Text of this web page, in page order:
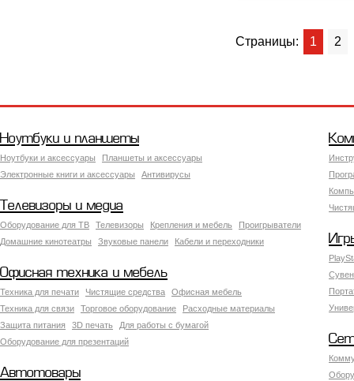
Страницы: 1 2
Ноутбуки и планшеты
Ноутбуки и аксессуары
Планшеты и аксессуары
Электронные книги и аксессуары
Антивирусы
Телевизоры и медиа
Оборудование для ТВ Телевизоры Крепления и мебель
Проигрыватели
Домашние кинотеатры
Звуковые панели Кабели и переходники
Офисная техника и мебель
Техника для печати Чистящие средства
Офисная мебель
Техника для связи
Торговое оборудование
Расходные материалы
Защита питания
3D печать
Для работы с бумагой
Оборудование для презентаций
Автотовары